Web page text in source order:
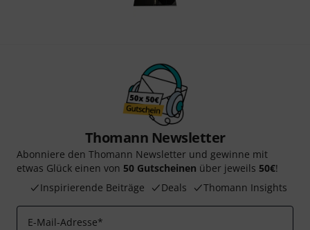
Thomann Newsletter
Abonniere den Thomann Newsletter und gewinne mit
etwas Glück einen von 50 Gutscheinen über jeweils 50€!
Inspirierende Beiträge
Deals Thomann Insights
E-Mail-Adresse*